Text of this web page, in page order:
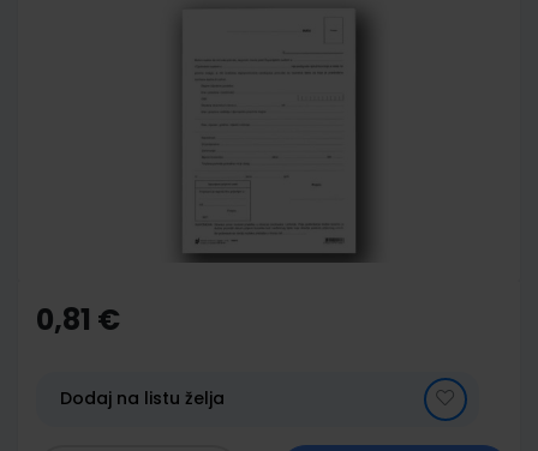
the
beginning
gallery
0,81 €
Dodaj na listu želja